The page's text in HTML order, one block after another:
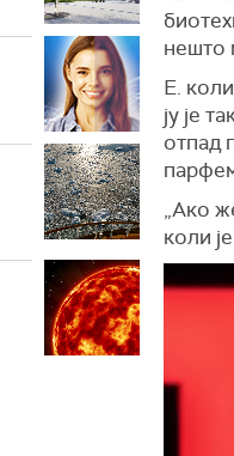
нешто
Е.
ју је
отпад
„Ако
коли